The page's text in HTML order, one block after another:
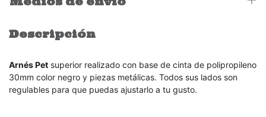
Descripción
Arnés Pet superior realizado con base de cinta de polipropileno
30mm color negro y piezas metálicas. Todos sus lados son
regulables para que puedas ajustarlo a tu gusto.